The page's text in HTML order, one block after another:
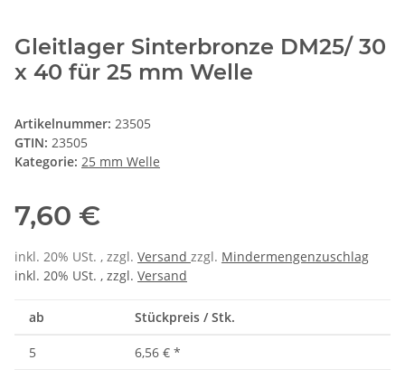
Gleitlager Sinterbronze DM25/ 30
x 40 für 25 mm Welle
Artikelnummer: 23505
GTIN: 23505
Kategorie: 25 mm Welle
7,60 €
inkl. 20% USt. , zzgl. Versand zzgl. Mindermengenzuschlag
inkl. 20% USt. , zzgl. Versand
ab Stückpreis / Stk.
5 6,56 € *